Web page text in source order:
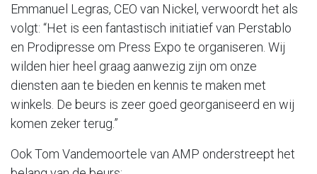
Emmanuel Legras, CEO van Nickel, verwoordt het als
volgt: “Het is een fantastisch initiatief van Perstablo
en Prodipresse om Press Expo te organiseren. Wij
wilden hier heel graag aanwezig zijn om onze
diensten aan te bieden en kennis te maken met
winkels. De beurs is zeer goed georganiseerd en wij
komen zeker terug.”
Ook Tom Vandemoortele van AMP onderstreept het